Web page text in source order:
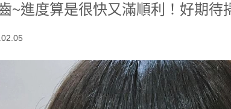
~進度算是很快又滿順利！好期待